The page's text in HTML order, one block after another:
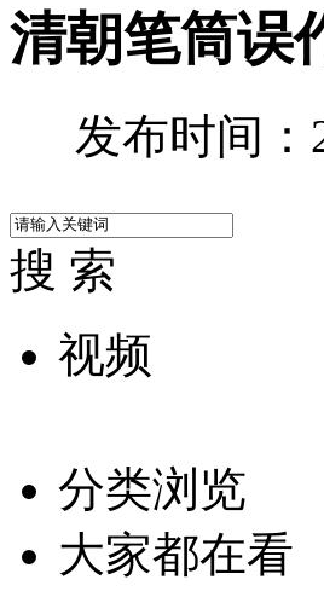
清朝笔筒误
发布时间：
搜 索
视频
分类浏览
大家都在看